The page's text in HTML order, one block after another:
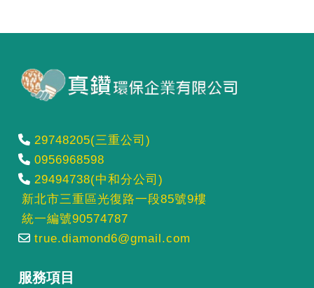
29748205(三重公司)
0956968598
29494738(中和分公司)
新北市三重區光復路一段85號9樓
統一編號90574787
true.diamond6@gmail.com
服務項目